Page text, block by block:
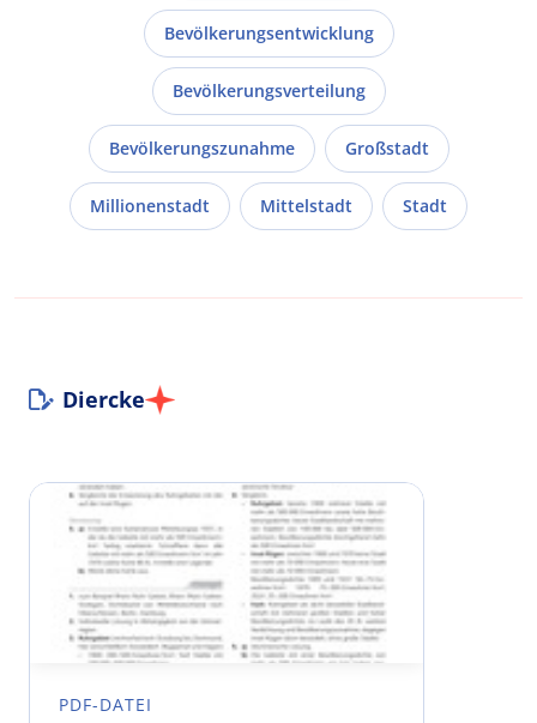
Bevölkerungsentwicklung
Bevölkerungsverteilung
Bevölkerungszunahme Großstadt
Millionenstadt Mittelstadt Stadt
Diercke
PDF-DATEI